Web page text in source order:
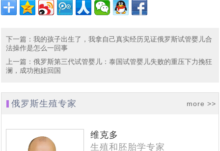
下一篇 ：我的孩子出生了，我拿自己真实经历见证俄罗斯试管婴儿合
法操作是怎么一回事
上一篇 ：俄罗斯第三代试管婴儿：泰国试管婴儿失败的重压下力挽狂
澜，成功抱娃回国
俄罗斯生殖专家 more >>
维克多
生殖和胚胎学专家